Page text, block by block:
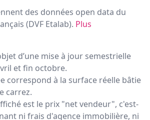
des données open data du
(DVF Etalab). Plus
d’une mise à jour semestrielle
et fin octobre.
correspond à la surface réelle bâtie
carrez.
est le prix "net vendeur", c'est-
ni frais d'agence immobilière, ni